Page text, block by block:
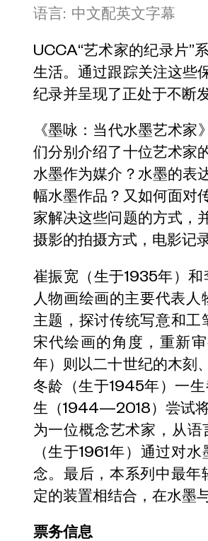
语言: 中文配英文字幕
UCCA“艺术家的纪录片”
生活。通过跟踪关注这些
纪录并呈现了正处于不断
《墨咏：当代水墨艺术家
们分别介绍了十位艺术家
水墨作为媒介？水墨的表
幅水墨作品？又如何面对
家解决这些问题的方式，
摄影的拍摄方式，电影记
崔振宽（生于1935年）
人物画绘画的主要代表
主题，探讨传统写意和工
宋代绘画的角度，重新
年）则以二十世纪的木刻
冬龄（生于1945年）一
生（1944—2018）尝试将
为一位概念艺术家，从
（生于1961年）通过对
念。最后，本系列中最年
定的装置相结合，在水墨
票务信息